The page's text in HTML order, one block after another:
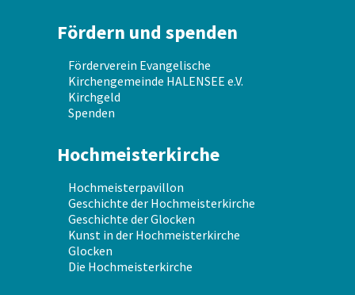
Fördern und spenden
Förderverein Evangelische
Kirchengemeinde HALENSEE e.V.
Kirchgeld
Spenden
Hochmeisterkirche
Hochmeisterpavillon
Geschichte der Hochmeisterkirche
Geschichte der Glocken
Kunst in der Hochmeisterkirche
Glocken
Die Hochmeisterkirche